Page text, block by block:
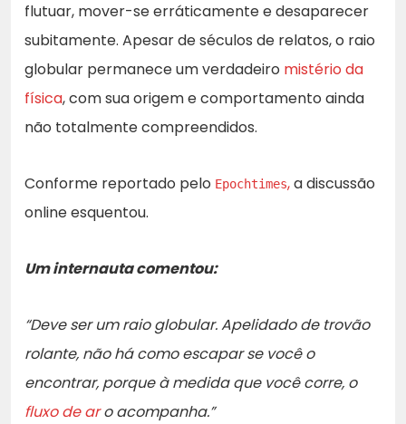
flutuar, mover-se erráticamente e desaparecer
subitamente. Apesar de séculos de relatos, o raio
globular permanece um verdadeiro mistério da
física, com sua origem e comportamento ainda
não totalmente compreendidos.
Conforme reportado pelo Epochtimes,a discussão
online esquentou.
Um internauta comentou:
“Deve ser um raio globular. Apelidado de trovão
rolante, não há como escapar se você o
encontrar, porque à medida que você corre, o
fluxo de aro acompanha.”